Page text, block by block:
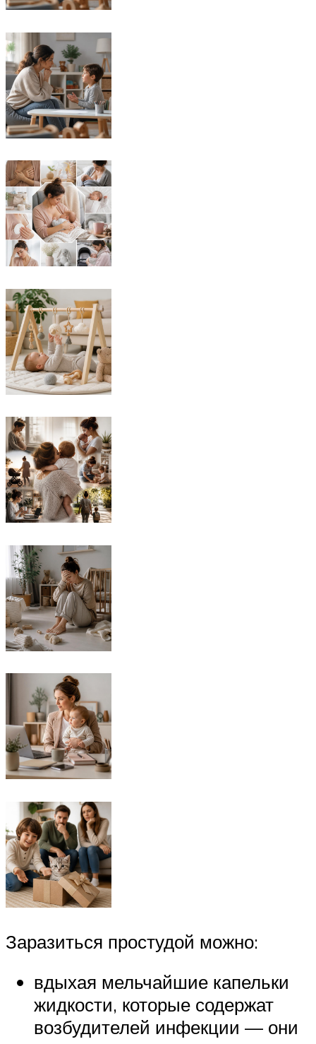
Заразиться простудой можно:
вдыхая мельчайшие капельки
жидкости, которые содержат
возбудителей инфекции — они